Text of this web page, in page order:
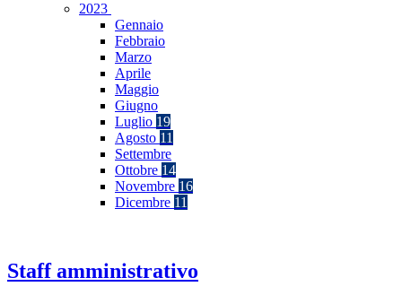
2023
Gennaio
Febbraio
Marzo
Aprile
Maggio
Giugno
Luglio 19
Agosto 11
Settembre
Ottobre 14
Novembre 16
Dicembre 11
Staff amministrativo